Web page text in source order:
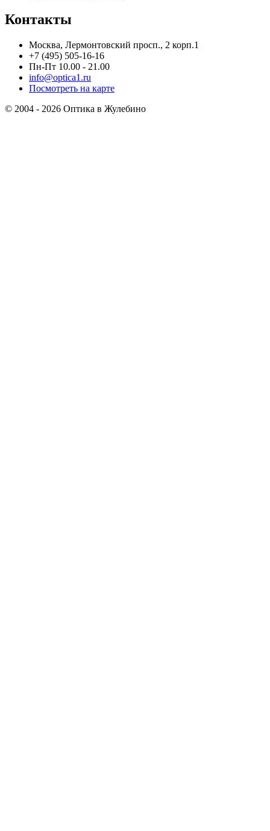
Контакты
Москва, Лермонтовский просп., 2 корп.1
+7 (495) 505-16-16
Пн-Пт 10.00 - 21.00
info@optica1.ru
Посмотреть на карте
© 2004 - 2026 Оптика в Жулебино